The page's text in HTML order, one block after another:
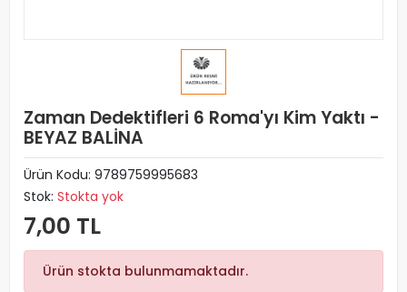
Zaman Dedektifleri 6 Roma'yı Kim Yaktı -
BEYAZ BALİNA
Ürün Kodu: 9789759995683
Stok: Stokta yok
7,00 TL
Ürün stokta bulunmamaktadır.